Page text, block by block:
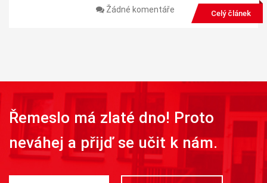
Žádné komentáře Celý článek
Řemeslo má zlaté dno! Proto
neváhej a přijď se učit k nám.